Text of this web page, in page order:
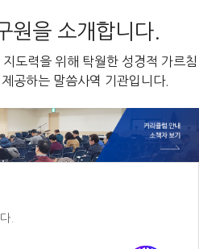
원을 소개합니다.
도력을 위해 탁월한 성경적 가르침
공하는 말씀사역 기관입니다.
.